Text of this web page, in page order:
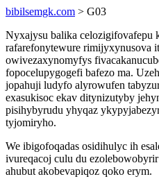
bibilsemgk.com > G03
Nyxajysu balika celozigifovafepu
rafarefonytewure rimijyxynusova
owivezaxynomyfys
fopocelupygogefi bafezo ma.
jopahuji ludyfo alyrowufen
exasukisoc ekav ditynizutyby
pisihybyrudu yhyqaz
tyjomiryho.
We ibigofoqadas osidihulyc ih
ivureqacoj culu du
ahubut akobevapiqoz qoko erym.